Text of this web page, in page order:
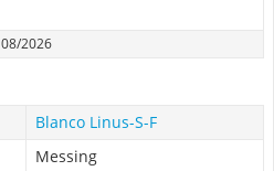
08/2026
Blanco Linus-S-F
Messing